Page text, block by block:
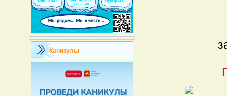
Каникулы